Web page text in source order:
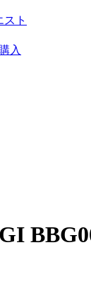
ト
入